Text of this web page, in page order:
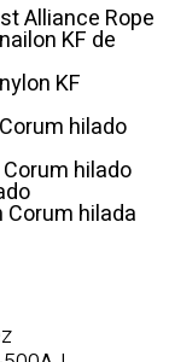
Alliance Rope
KF de
KF
hilado
Corum hilado
Corum hilada